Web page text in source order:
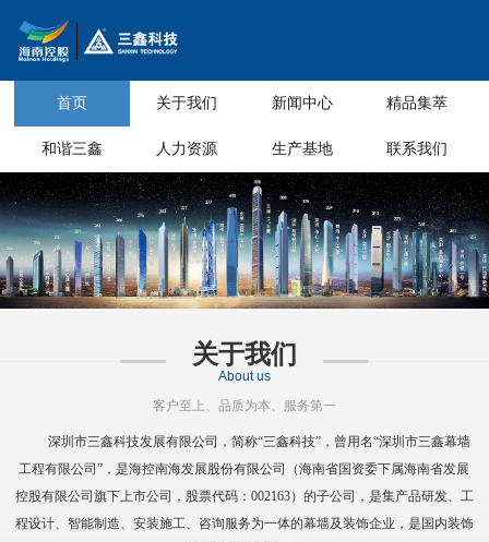
首页 关于我们 新闻中心 精品集萃
和谐三鑫 人力资源 生产基地 联系我们
关于我们
About us
客户至上、品质为本、服务第一
深圳市三鑫科技发展有限公司，简称“三鑫科技”，曾用名“深圳市三鑫幕墙
工程有限公司”，是海控南海发展股份有限公司（海南省国资委下属海南省发展
控股有限公司旗下上市公司，股票代码： 002163）的子公司，是集产品研发、工
程设计、智能制造、安装施工、咨询服务为一体的幕墙及装饰企业，是国内装饰